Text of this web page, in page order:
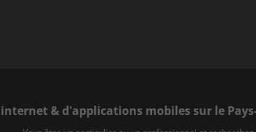
& d'applications mobiles sur le